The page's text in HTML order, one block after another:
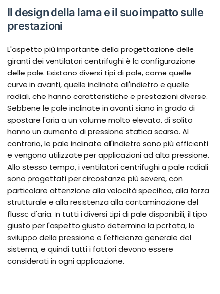
Il design della lama e il suo impatto sulle
prestazioni
L'aspetto più importante della progettazione delle
giranti dei ventilatori centrifughi è la configurazione
delle pale. Esistono diversi tipi di pale, come quelle
curve in avanti, quelle inclinate all'indietro e quelle
radiali, che hanno caratteristiche e prestazioni diverse.
Sebbene le pale inclinate in avanti siano in grado di
spostare l'aria a un volume molto elevato, di solito
hanno un aumento di pressione statica scarso. Al
contrario, le pale inclinate all'indietro sono più efficienti
e vengono utilizzate per applicazioni ad alta pressione.
Allo stesso tempo, i ventilatori centrifughi a pale radiali
sono progettati per circostanze più severe, con
particolare attenzione alla velocità specifica, alla forza
strutturale e alla resistenza alla contaminazione del
flusso d'aria. In tutti i diversi tipi di pale disponibili, il tipo
giusto per l'aspetto giusto determina la portata, lo
sviluppo della pressione e l'efficienza generale del
sistema, e quindi tutti i fattori devono essere
considerati in ogni applicazione.